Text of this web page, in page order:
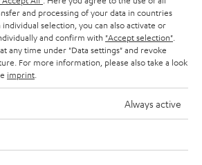
and processing of your data in countries
selection, you can also activate or
and confirm with "Accept selection"
any time under "Data settings" and revoke
For more information, please also take a look
imprint
Always active